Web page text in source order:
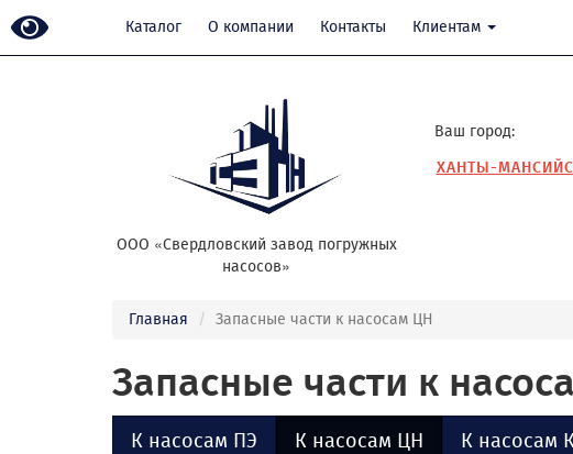
Каталог О компании Контакты Клиентам
ООО «Свердловский завод погружных
насосов»
Ваш город:
ХАНТЫ-
Главная Запасные части к насосам ЦН
Запасные части к
К насосам ПЭ К насосам ЦН К насосам